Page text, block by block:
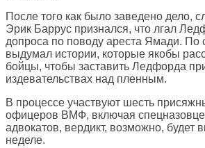
После того как было заведено дело,
Эрик Баррус признался, что лгал
допроса по поводу ареста Ямади. По
выдумал истории, которые якобы
бойцы, чтобы заставить Ледфорда
издевательствах над пленным.
В процессе участвуют шесть
офицеров ВМФ, включая
адвокатов, вердикт, возможно, будет
неделе.